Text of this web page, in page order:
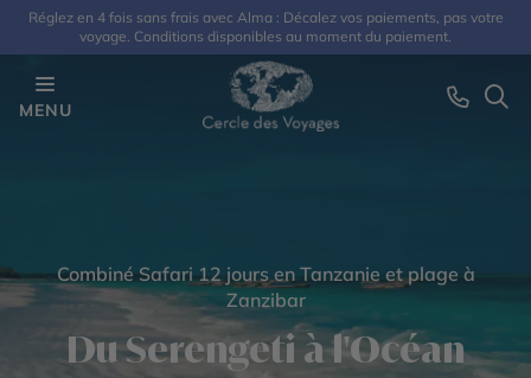
Réglez en 4 fois sans frais avec Alma : Décalez vos paiements, pas votre
voyage. Conditions disponibles au moment du paiement.
MENU
Combiné Safari 12 jours en Tanzanie et plage à
Zanzibar
Du Serengeti à l'Océan